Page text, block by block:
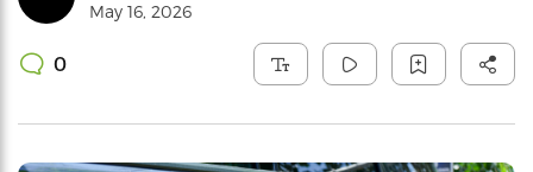
May 16, 2026
0